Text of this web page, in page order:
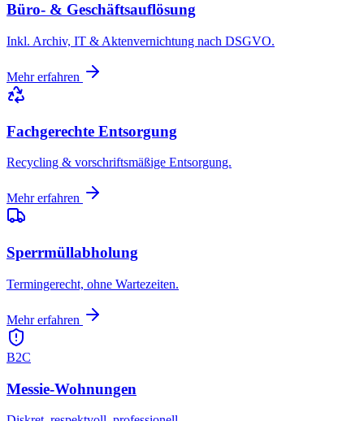
Büro- & Geschäftsauflösung
Inkl. Archiv, IT & Aktenvernichtung nach DSGVO.
Mehr erfahren
Fachgerechte Entsorgung
Recycling & vorschriftsmäßige Entsorgung.
Mehr erfahren
Sperrmüllabholung
Termingerecht, ohne Wartezeiten.
Mehr erfahren
B2C
Messie-Wohnungen